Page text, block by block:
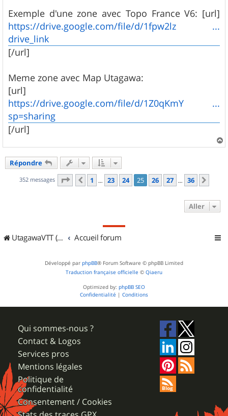
Exemple d'une zone avec Topo France V6: [url]
https://drive.google.com/file/d/1fpw2lz ...
drive_link
[/url]
Meme zone avec Map Utagawa:
[url]
https://drive.google.com/file/d/1Z0qKmY ...
sp=sharing
[/url]
a
Répondre
352 messages Page 25 sur36
Précédent
1 … 23 24 25 26 27 … 36
Aller
UtagawaVTT (Randos VTT et VTTAE avec traces GPS) Accueil forum
Développé par phpBB® Forum Software © phpBB Limited
Traduction française officielle © Qiaeru
Optimized by: phpBB SEO
Confidentialité | Conditions
Qui sommes-nous ?
Contact & Logos
Services pros
Mentions légales
Politique de
confidentialité
Consentement / Cookies